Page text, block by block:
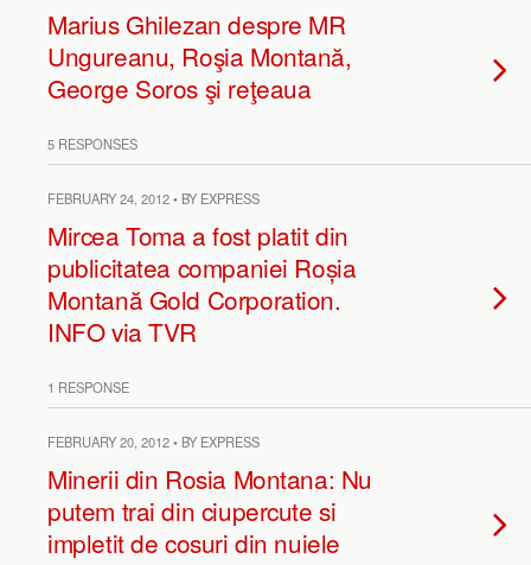
Marius Ghilezan despre MR
Ungureanu, Roşia Montană,
George Soros şi reţeaua
5 RESPONSES
FEBRUARY 24, 2012 • BY EXPRESS
Mircea Toma a fost platit din
publicitatea companiei Roșia
Montană Gold Corporation.
INFO via TVR
1 RESPONSE
FEBRUARY 20, 2012 • BY EXPRESS
Minerii din Rosia Montana: Nu
putem trai din ciupercute si
impletit de cosuri din nuiele